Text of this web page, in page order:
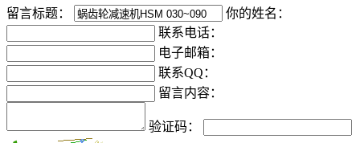
留言标题：
你的姓名：
联系电话：
电子邮箱：
联系QQ：
留言内容：
验证码：